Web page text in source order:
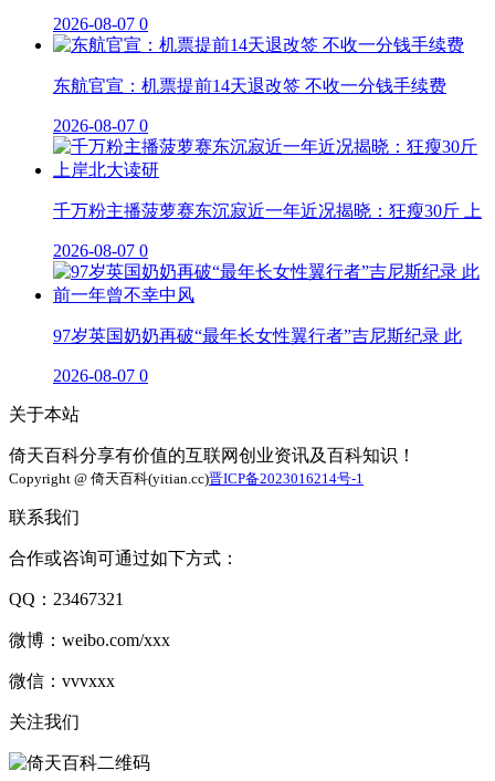
2026-08-07 0
东航官宣：机票提前14天退改签 不收一分钱手续费
2026-08-07 0
千万粉主播菠萝赛东沉寂近一年近况揭晓：狂瘦30斤 上
2026-08-07 0
97岁英国奶奶再破“最年长女性翼行者”吉尼斯纪录 此
2026-08-07 0
关于本站
倚天百科分享有价值的互联网创业资讯及百科知识！
Copyright @ 倚天百科(yitian.cc)晋ICP备2023016214号-1
联系我们
合作或咨询可通过如下方式：
QQ：23467321
微博：weibo.com/xxx
微信：vvvxxx
关注我们